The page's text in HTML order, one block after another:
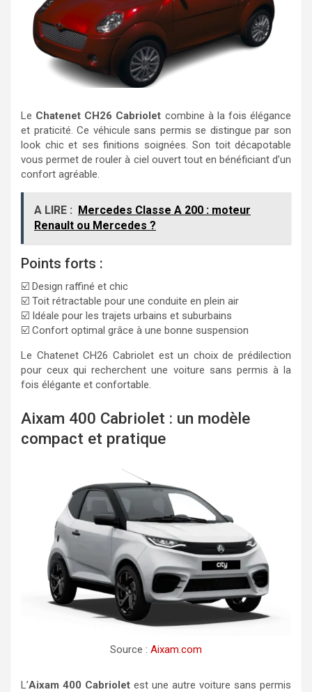
Le Chatenet CH26 Cabriolet combine à la fois élégance
et praticité. Ce véhicule sans permis se distingue par son
look chic et ses finitions soignées. Son toit décapotable
vous permet de rouler à ciel ouvert tout en bénéficiant d’un
confort agréable.
A LIRE : Mercedes Classe A 200 : moteur
Renault ou Mercedes ?
Points forts :
☑️ Design raffiné et chic
☑️ Toit rétractable pour une conduite en plein air
☑️ Idéale pour les trajets urbains et suburbains
☑️ Confort optimal grâce à une bonne suspension
Le Chatenet CH26 Cabriolet est un choix de prédilection
pour ceux qui recherchent une voiture sans permis à la
fois élégante et confortable.
Aixam 400 Cabriolet : un modèle
compact et pratique
Source : Aixam.com
L’Aixam 400 Cabriolet est une autre voiture sans permis